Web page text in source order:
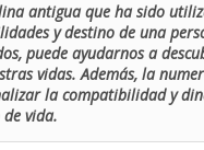
antigua que ha sido
y destino de una
puede ayudarnos a
vidas. Además, la
la compatibilidad y
vida.